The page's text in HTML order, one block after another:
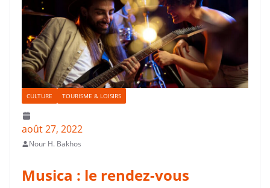
CULTURE TOURISME & LOISIRS
août 27, 2022
Nour H. Bakhos
Musica : le rendez-vous